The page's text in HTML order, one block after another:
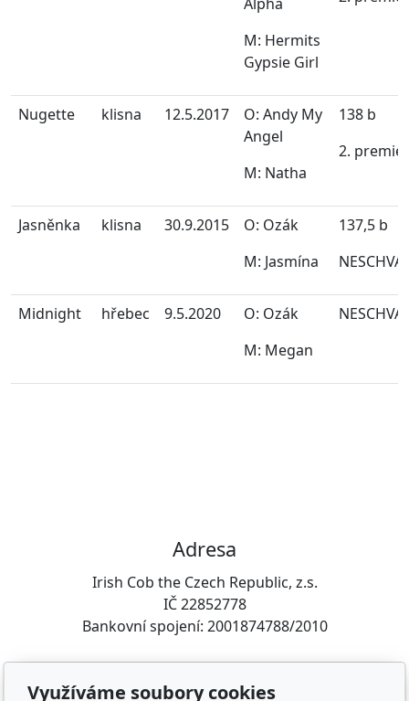
M: Hermits
Gypsie Girl
Nugette klisna 12.5.2017
O: Andy My
Angel
M: Natha
138 b
2. premie
Jasněnka klisna 30.9.2015
O: Ozák
M: Jasmína
137,5 b
Midnight hřebec 9.5.2020
O: Ozák
M: Megan
Adresa
Irish Cob the Czech Republic, z.s.
IČ 22852778
Bankovní spojení: 2001874788/2010
Kontakt
Využíváme soubory cookies